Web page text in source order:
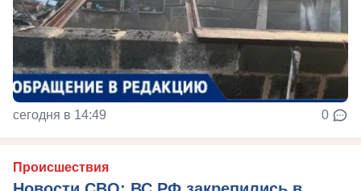
сегодня в 14:49 0
Происшествия